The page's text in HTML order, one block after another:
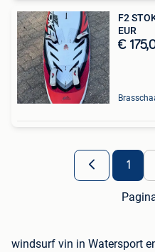
F2
EUR
€
1
windsurf vin in Watersport